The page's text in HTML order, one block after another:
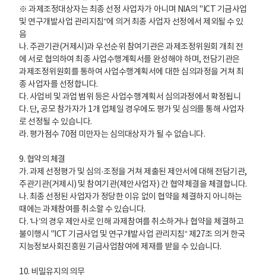
※ 과제조정대상자는 최종 선정 사업자가 아니며 NIA의 "ICT 기금사업
및 연구개발사업 관리지침“에 의거 최종 사업자 선정에서 제외될 수 있
음
나. 주관기관(거제시)과 우선순위 참여기관은 과제조정위원회 개최 전
에 서로 협의하여 최종 사업수행계획서를 완성해야 하며, 전담기관은
과제조정위원회를 통하여 사업수행계획서에 대한 심의과정을 거쳐 최
종 사업자를 선정합니다.
다. 사업비 및 과업 범위 등은 사업수행계획서 심의과정에서 확정됩니
다. 단, 공모 참가자가 1개 업체일 경우에도 평가 및 심의를 통해 사업자
로 선정될 수 있습니다.
라. 평가점수 70점 미만자는 심의대상자가 될 수 없습니다.
9. 협약의 체결
가. 과제 선정평가 및 심의·조정을 거쳐 제출된 제안서에 대해 전담기관,
주관기관(거제시) 및 참여기관(제안사업자) 간 협약체결을 체결합니다.
나. 최종 선정된 사업자가 정당한 이유 없이 협약을 체결하지 아니하는
때에는 과제참여를 취소할 수 있습니다.
다. ‘나’의 경우 제안사로 인해 과제참여를 취소하거나 협약을 체결하고
불이행시 "ICT 기금사업 및 연구개발사업 관리지침“ 제27조 의거 한국
지능정보사회진흥원 기금사업참여에 제재를 받을 수 있습니다.
10. 비밀유지의 의무